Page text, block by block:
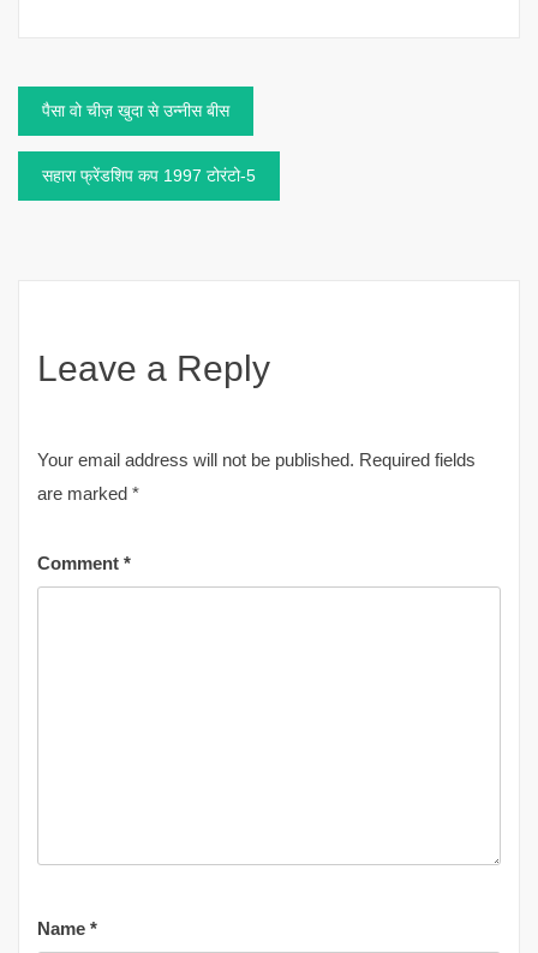
Post
navigation
पैसा वो चीज़ खुदा से उन्नीस बीस
सहारा फ्रेंडशिप कप 1997 टोरंटो-5
Leave a Reply
Your email address will not be published. Required fields
are marked *
Comment *
Name *